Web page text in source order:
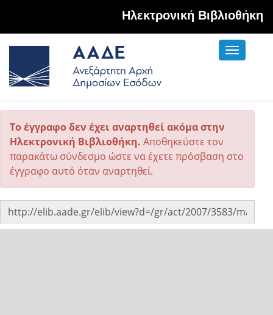
Hλεκτρονική Βιβλιοθήκη
Toggle
Το έγγραφο δεν έχει αναρτηθεί ακόμα στην
Ηλεκτρονική Βιβλιοθήκη. Αποθηκεύστε τον
παρακάτω σύνδεσμο ώστε να έχετε πρόσβαση στο
έγγραφο αυτό όταν αναρτηθεί.